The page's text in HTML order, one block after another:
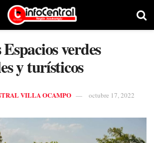
verdes
y turísticos
VILLA OCAMPO octubre 17, 2022